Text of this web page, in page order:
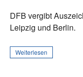
DFB vergibt
Leipzig und Berlin.
Weiterlesen